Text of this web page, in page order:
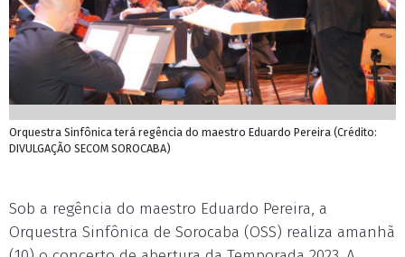
Orquestra Sinfônica terá regência do maestro Eduardo Pereira (Crédito:
DIVULGAÇÃO SECOM SOROCABA)
Sob a regência do maestro Eduardo Pereira, a
Orquestra Sinfônica de Sorocaba (OSS) realiza amanhã